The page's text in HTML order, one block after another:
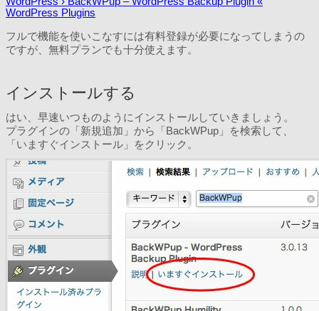
WordPress Plugins
フルで機能を使いこなすには有料登録が必要になってしまうの
ですが、無料プランでも十分使えます。
インストールする
はい、早速いつものようにインストールしていきましょう。
プラグインの「新規追加」から「BackWPup」を検索して、
「いますぐインストール」をクリック。